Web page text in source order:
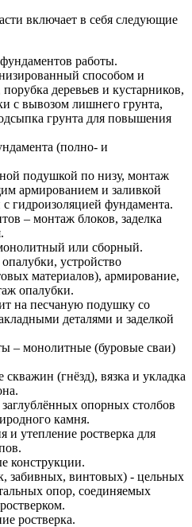
включает в себя следующие
работы.
способом и
деревьев и кустарников,
с вывозом лишнего грунта,
грунта для повышения
(полно- и
подушкой по низу, монтаж
армированием и заливкой
гидроизоляцией фундамента.
– монтаж блоков, заделка
или сборный.
устройство
материалов), армирование,
опалубки.
на песчаную подушку со
деталями и заделкой
– монолитные (буровые сваи)
(гнёзд), вязка и укладка
опорных столбов
камня.
и утепление ростверка для
конструкции.
забивных, винтовых) - цельных
опор, соединяемых
ростверка.